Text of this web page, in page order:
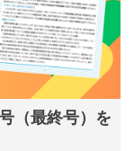
（最終号）を